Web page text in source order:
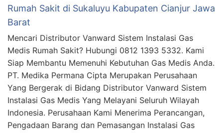
Rumah Sakit di Sukaluyu Kabupaten Cianjur Jawa
Barat
Mencari Distributor Vanward Sistem Instalasi Gas
Medis Rumah Sakit? Hubungi 0812 1393 5332. Kami
Siap Membantu Memenuhi Kebutuhan Gas Medis Anda.
PT. Medika Permana Cipta Merupakan Perusahaan
Yang Bergerak di Bidang Distributor Vanward Sistem
Instalasi Gas Medis Yang Melayani Seluruh Wilayah
Indonesia. Perusahaan Kami Menerima Perancangan,
Pengadaan Barang dan Pemasangan Instalasi Gas